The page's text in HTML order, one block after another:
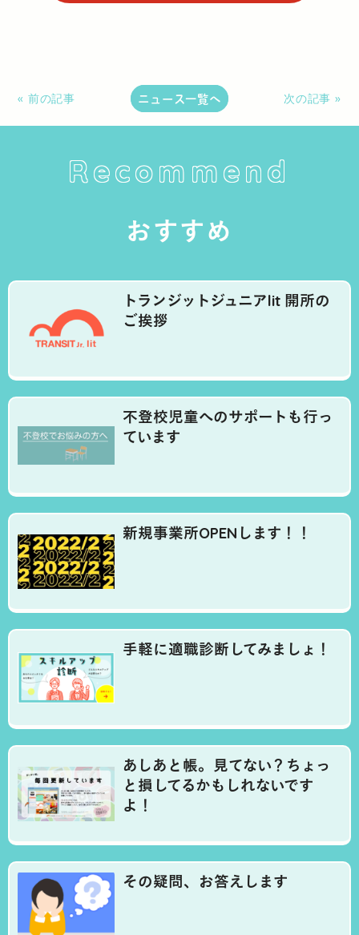
« 前の記事 ニュース一覧へ 次の記事 »
Recommend
おすすめ
トランジットジュニアlit 開所の
ご挨拶
不登校児童へのサポートも行っ
ています
新規事業所OPENします！！
手軽に適職診断してみましょ！
あしあと帳。見てない？ちょっ
と損してるかもしれないです
よ！
その疑問、お答えします